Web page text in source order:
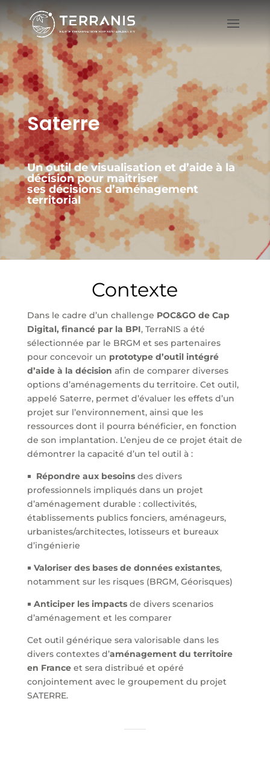
Saterre
Un outil de visualisation et d’aide à la
décision pour maitriser
ses décisions d’aménagement
territorial
Contexte
Dans le cadre d’un challenge POC&GO de Cap
Digital, financé par la BPI, TerraNIS a été
sélectionnée par le BRGM et ses partenaires
pour concevoir un prototype d’outil intégré
d’aide à la décision afin de comparer diverses
options d’aménagements du territoire. Cet outil,
appelé Saterre, permet d’évaluer les effets d’un
projet sur l’environnement, ainsi que les
ressources dont il pourra bénéficier, en fonction
de son implantation. L’enjeu de ce projet était de
démontrer la capacité d’un tel outil à :
￭ Répondre aux besoinsdes divers
professionnels impliqués dans un projet
d’aménagement durable : collectivités,
établissements publics fonciers, aménageurs,
urbanistes/architectes, lotisseurs et bureaux
d’ingénierie
￭ Valoriser des bases de données existantes,
notamment sur les risques (BRGM, Géorisques)
￭ Anticiper les impactsde divers scenarios
d’aménagement et les comparer
Cet outil générique sera valorisable dans les
divers contextes d’aménagement du territoire
en Franceet sera distribué et opéré
conjointement avec le groupement du projet
SATERRE.